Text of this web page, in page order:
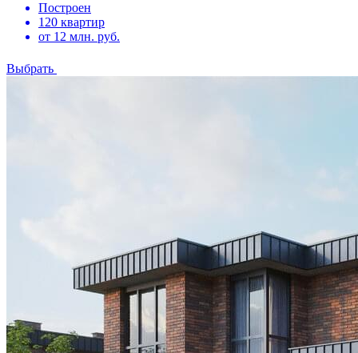
Построен
120 квартир
от 12 млн. руб.
Выбрать